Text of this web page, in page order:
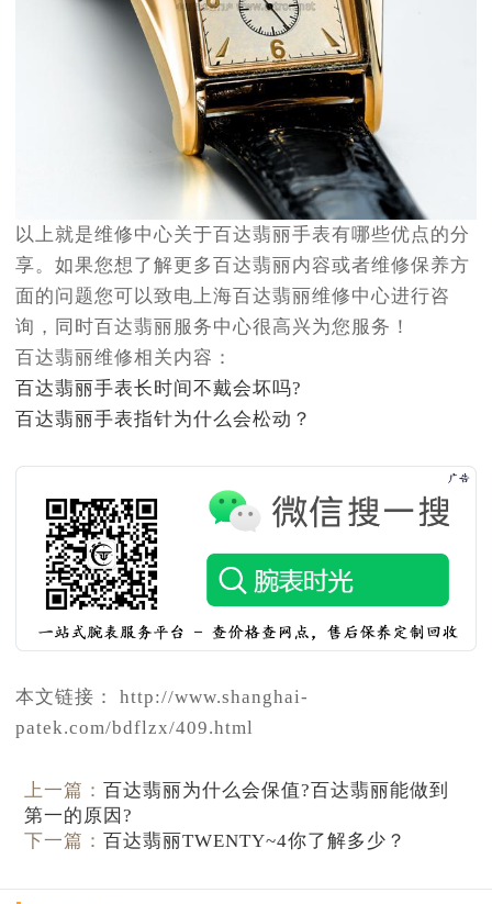
以上就是维修中心关于百达翡丽手表有哪些优点的分
享。如果您想了解更多百达翡丽内容或者维修保养方
面的问题您可以致电上海百达翡丽维修中心进行咨
询，同时百达翡丽服务中心很高兴为您服务！
百达翡丽维修相关内容：
百达翡丽手表长时间不戴会坏吗?
百达翡丽手表指针为什么会松动？
本文链接： http://www.shanghai-
patek.com/bdflzx/409.html
上一篇：百达翡丽为什么会保值?百达翡丽能做到
第一的原因?
下一篇：百达翡丽TWENTY~4你了解多少？